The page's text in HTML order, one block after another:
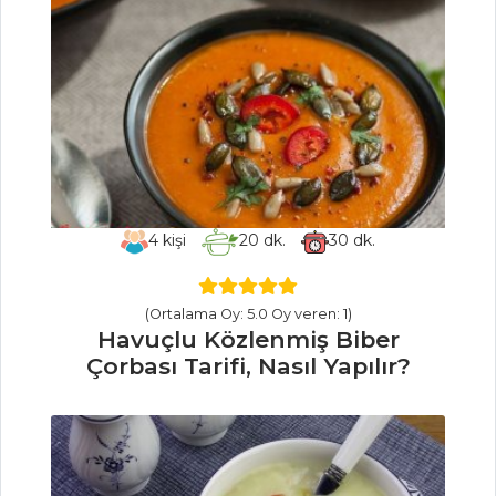
Tarifi, Nasıl Yapılır?
Soslu Mavi
Yengeç Tarifi, Nasıl
Yapılır?
Mezeler ve Soslar
Tüm Tarifleri
SEBZE
Karalahana
Kavurması Tarifi,
Nasıl Yapılır?
Patlıcan Sandal
Tarifi, Nasıl Yapılır?
Kinoalı Girit
4kişi 20 dk. 30 dk.
(Ortalama Oy: 5.0 Oy veren: 1)
Havuçlu Közlenmiş Biber
Çorbası Tarifi, Nasıl Yapılır?